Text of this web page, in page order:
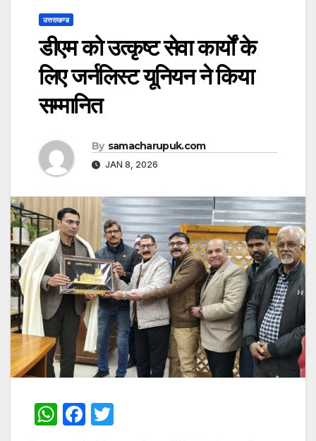
उत्तराखण्ड
डीएम को उत्कृष्ट सेवा कार्यों के
लिए जर्नलिस्ट यूनियन ने किया
सम्मानित
By samacharupuk.com
JAN 8, 2026
W F